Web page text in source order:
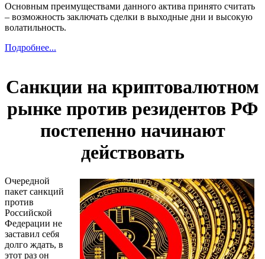
Основным преимуществами данного актива принято считать
– возможность заключать сделки в выходные дни и высокую
волатильность.
Подробнее...
Санкции на криптовалютном
рынке против резидентов РФ
постепенно начинают
действовать
Очередной
пакет санкций
против
Российской
Федерации не
заставил себя
долго ждать, в
этот раз он